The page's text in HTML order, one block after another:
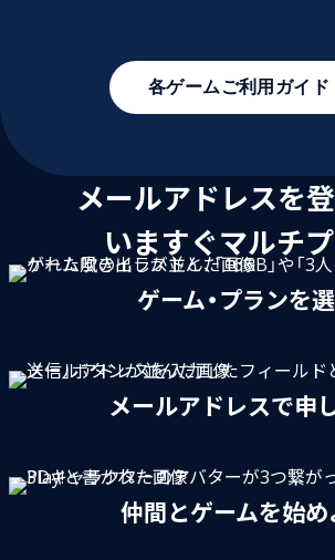
各ゲームご利用ガイド
メールアドレスを
いますぐマルチ
ゲーム・プランを
メールアドレスで申
仲間とゲームを始め